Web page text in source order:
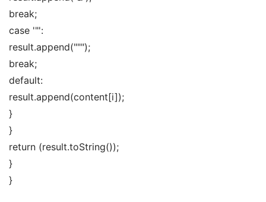
break;
case '"':
result.append(""");
break;
default:
result.append(content[i]);
}
}
return (result.toString());
}
}